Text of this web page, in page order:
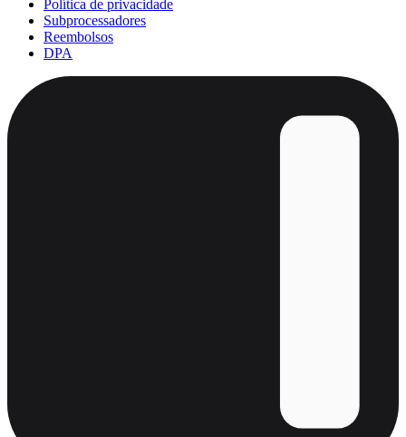
Política de privacidade
Subprocessadores
Reembolsos
DPA